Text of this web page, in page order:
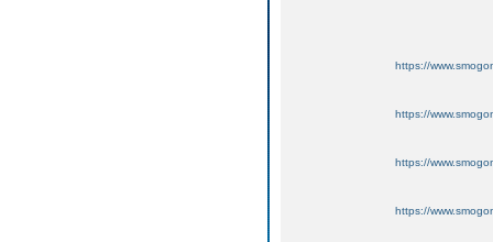
https://
https://
https://
https://